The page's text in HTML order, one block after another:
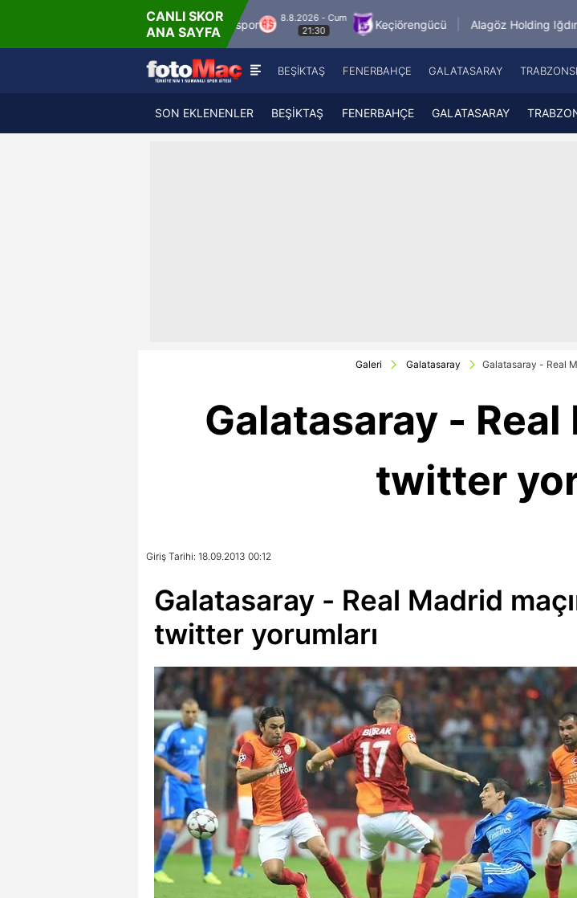
CANLI SKOR
ANA SAYFA
Hesap.com Antalyaspor
8.8.2026 - Cum
21:30
Keçiörengücü Alagöz Holding Iğdır FK
9.8.2026 -
19:00
BEŞİKTAŞ FENERBAHÇE GALATASARAY
SON EKLENENLER BEŞİKTAŞ FENERBAHÇE GALATASARAY
Galeri Galatasaray Galatasaray - Real
Galatasaray - Real
twitter
Giriş Tarihi: 18.09.2013 00:12
Galatasaray - Real Madrid
twitter yorumları